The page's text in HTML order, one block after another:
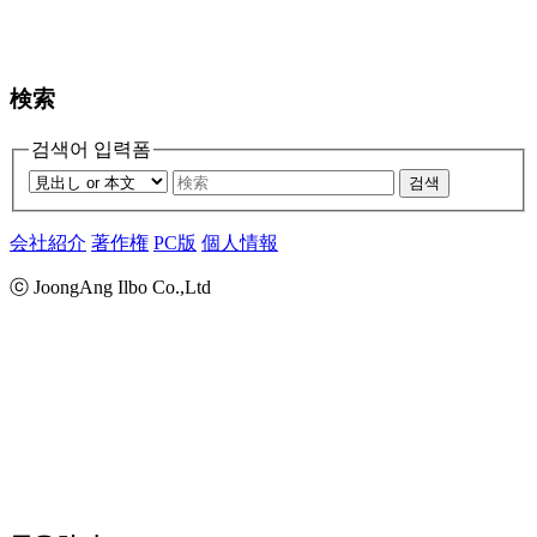
検索
검색어 입력폼
검색
会社紹介 著作権 PC版 個人情報
ⓒ JoongAng Ilbo Co.,Ltd